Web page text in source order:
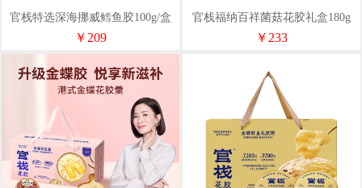
官栈特选深海挪威鳕鱼胶100g/盒
35头
￥209
官栈福纳百祥菌菇花胶礼盒180g
￥233